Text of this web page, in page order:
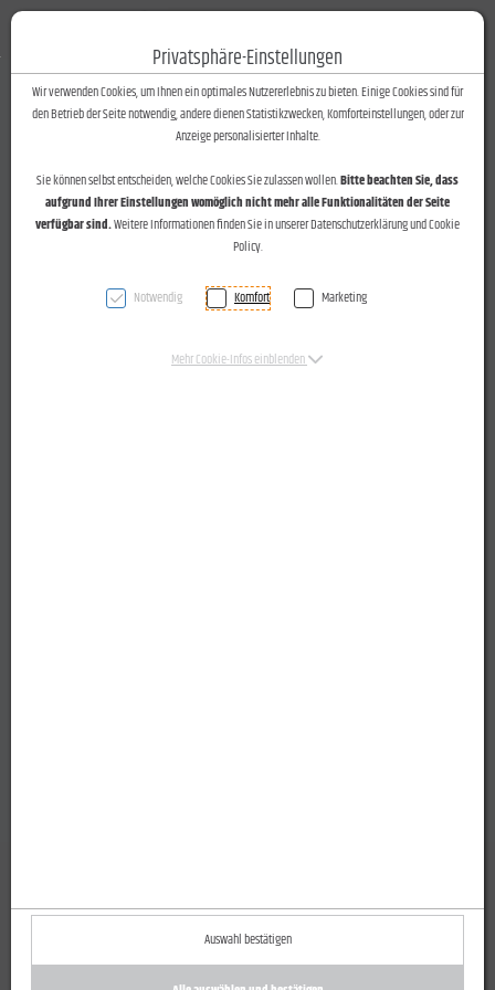
Zum Inhalt springen [AK + 0]
Zum Hauptmenü springen [AK + 1]
Zum Footer-Menü unten (angedockt an Browserrand) springen [AK + 2]
Zum Widget-Menü rechts springen [AK + 3]
Zu den Inhalten im Fußbereich springen [AK + 4]
Montafon bei der Gantner Instruments GmbH in Schruns am
Privatsphäre-Einstellungen
Wir verwenden Cookies, um Ihnen ein optimales Nutzererlebnis zu bieten. Einige Cookies sind für
den Betrieb der Seite notwendig, andere dienen Statistikzwecken, Komforteinstellungen, oder zur
Anzeige personalisierter Inhalte.
Sie können selbst entscheiden, welche Cookies Sie zulassen wollen.Bitte beachten Sie, dass
aufgrund Ihrer Einstellungen womöglich nicht mehr alle Funktionalitäten der Seite
verfügbar sind.Weitere Informationen finden Sie in unserer Datenschutzerklärung und Cookie
Policy.
Notwendig Komfort Marketing
Mehr Cookie-Infos einblenden
Auswahl bestätigen